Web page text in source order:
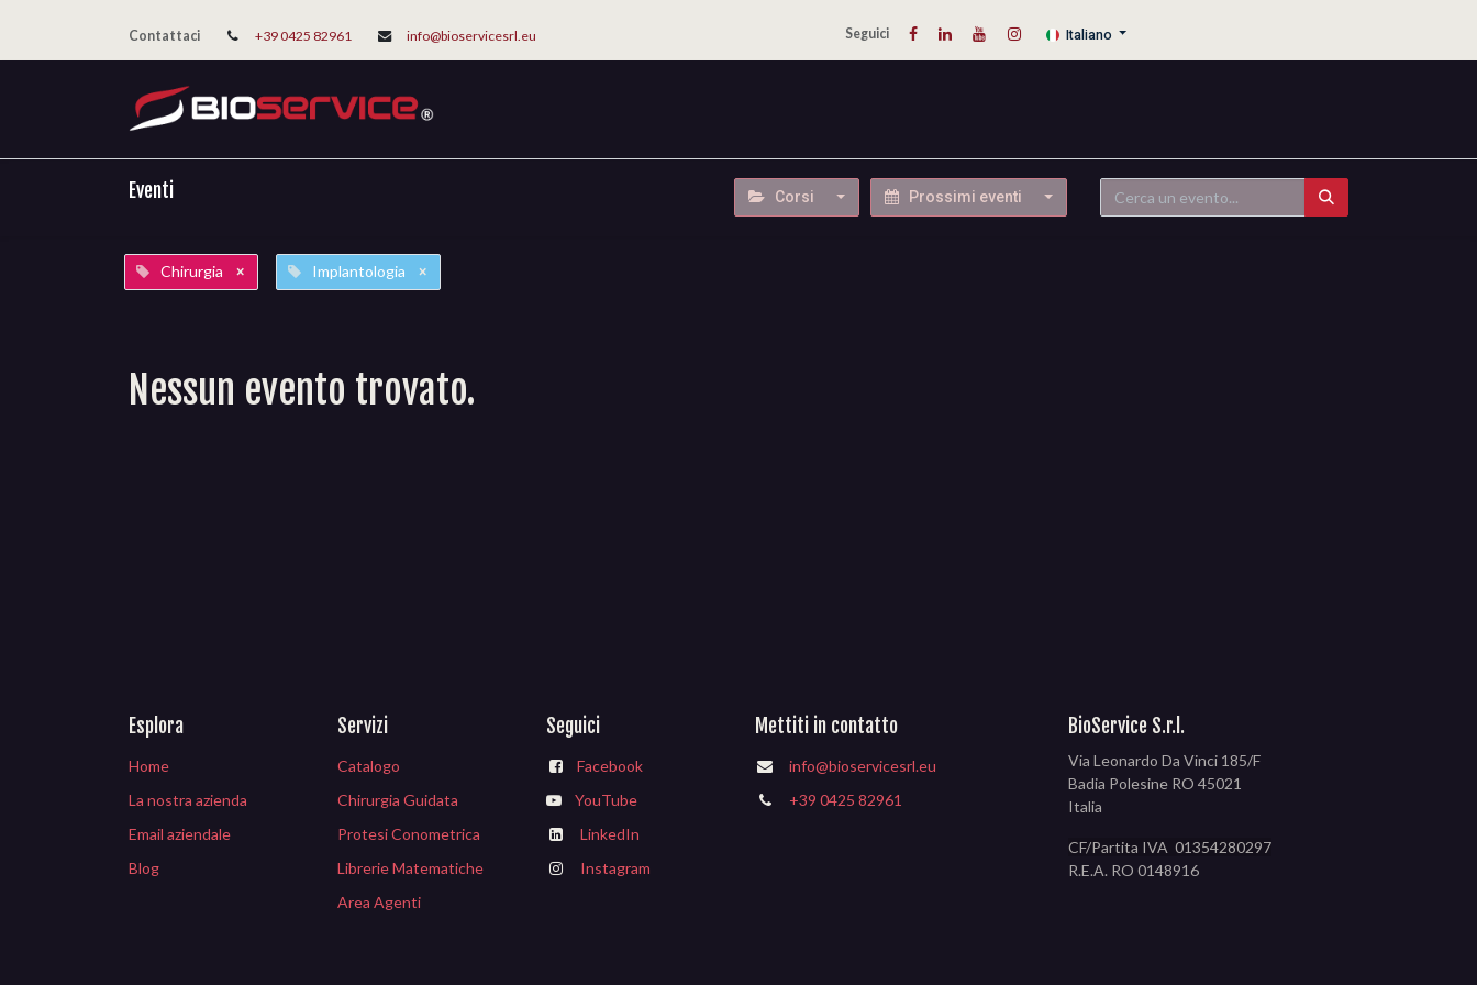
Contattaci +39 0425 82961 info@bioservicesrl.eu Seguici Italiano
Eventi Corsi Prossimi eventi
Chirurgia × Implantologia ×
Nessun evento trovato.
Esplora
Home
La nostra azienda
Email aziendale
Blog
Servizi
Catalogo
Chirurgia Guidata
Protesi Conometrica
Librerie Matematiche
Area Agenti
Seguici
Facebook
YouTube
LinkedIn
Instagram
Mettiti in contatto
info@bioservicesrl.eu
+39 0425 82961
BioService S.r.l.
Via Leonardo Da Vinci 185/F
Badia Polesine RO 45021
Italia
CF/Partita IVA 01354280297
R.E.A. RO 0148916